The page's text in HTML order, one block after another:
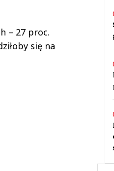
– 27 proc.
się na